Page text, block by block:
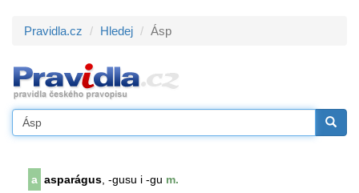
Pravidla.cz Hledej Ásp
a asparágus , -gusu i -gu m.